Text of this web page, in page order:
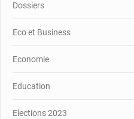
Dossiers
Eco et Business
Economie
Education
Elections 2023